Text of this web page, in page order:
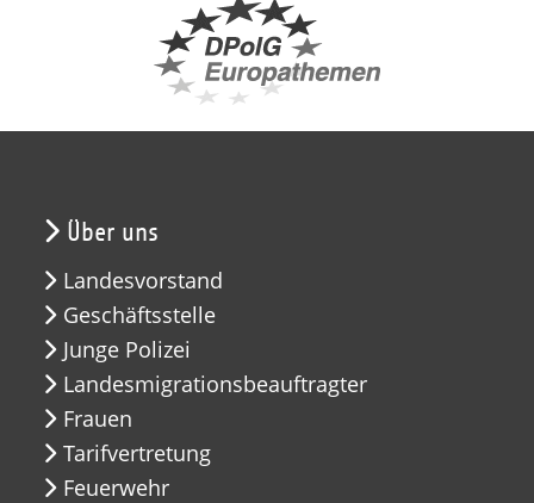
Über uns
Landesvorstand
Geschäftsstelle
Junge Polizei
Landesmigrationsbeauftragter
Frauen
Tarifvertretung
Feuerwehr